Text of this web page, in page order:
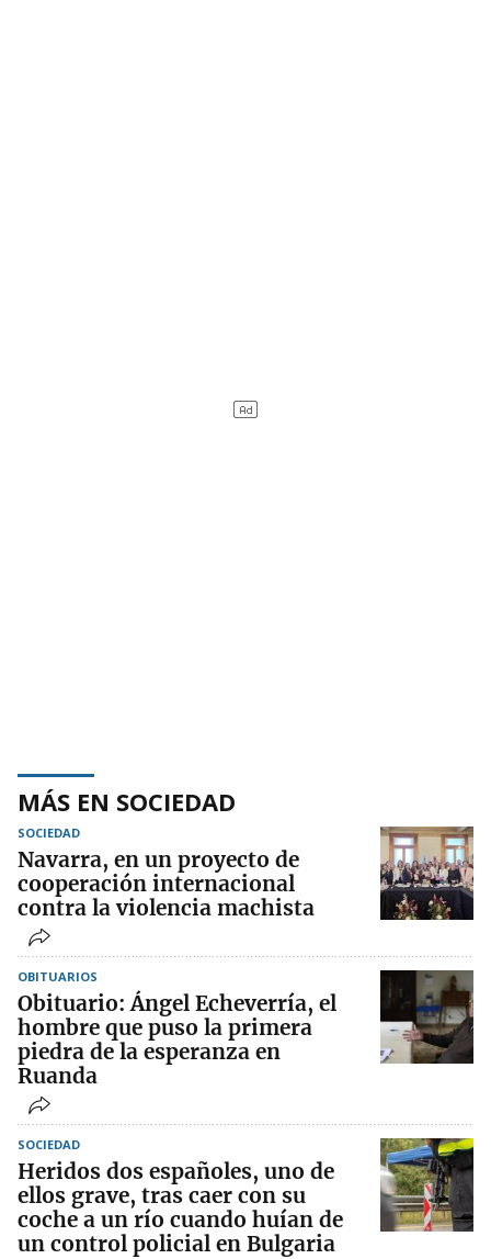
MÁS EN SOCIEDAD
SOCIEDAD
Navarra, en un proyecto de
cooperación internacional
contra la violencia machista
OBITUARIOS
Obituario: Ángel Echeverría, el
hombre que puso la primera
piedra de la esperanza en
Ruanda
SOCIEDAD
Heridos dos españoles, uno de
ellos grave, tras caer con su
coche a un río cuando huían de
un control policial en Bulgaria